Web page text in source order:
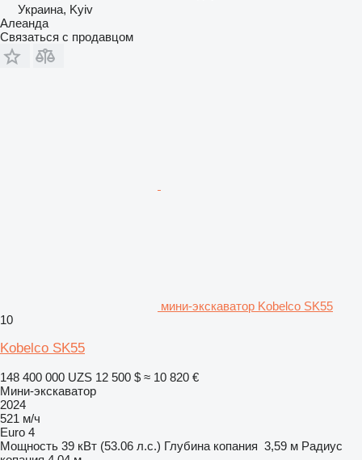
Украина, Kyiv
Алеанда
Связаться с продавцом
мини-экскаватор Kobelco SK55
10
Kobelco SK55
148 400 000 UZS 12 500 $ ≈ 10 820 €
Мини-экскаватор
2024
521 м/ч
Euro 4
Мощность 39 кВт (53.06 л.с.) Глубина копания 3,59 м Радиус